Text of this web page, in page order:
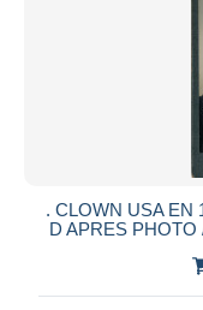
. CLOWN USA EN
D APRES